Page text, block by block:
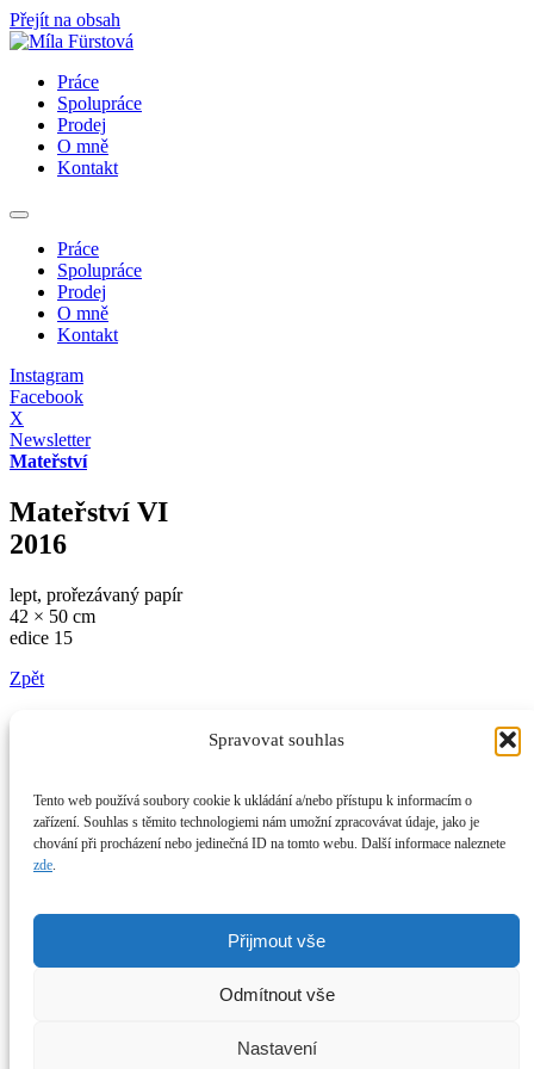
Spravovat souhlas
Tento web používá soubory cookie k ukládání a/nebo přístupu k informacím o
zařízení. Souhlas s těmito technologiemi nám umožní zpracovávat údaje, jako je
chování při procházení nebo jedinečná ID na tomto webu. Další informace naleznete
zde.
Přijmout vše
Odmítnout vše
Nastavení
Přejít na obsah
Práce
Spolupráce
Prodej
O mně
Kontakt
Práce
Spolupráce
Prodej
O mně
Kontakt
Instagram
Facebook
X
Newsletter
Mateřství
Mateřství VI
2016
lept, prořezávaný papír
42 × 50 cm
edice 15
Zpět
Práce
Spolupráce
Prodej
Všechny obrázky a texty podléhají autorským právům.
Bez písemného souhlasu není povolena žádná reprodukce.